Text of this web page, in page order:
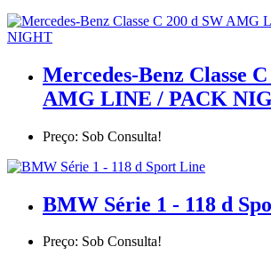
Mercedes-Benz Classe
AMG LINE / PACK
Preço: Sob Consulta!
BMW Série 1 - 118 d
Preço: Sob Consulta!